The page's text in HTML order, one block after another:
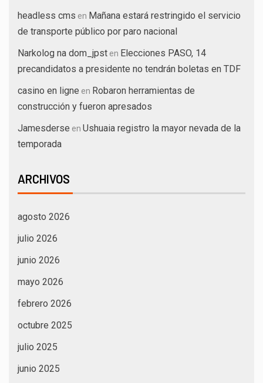
headless cms en Mañana estará restringido el servicio
de transporte público por paro nacional
Narkolog na dom_jpst en Elecciones PASO, 14
precandidatos a presidente no tendrán boletas en TDF
casino en ligne en Robaron herramientas de
construcción y fueron apresados
Jamesderse en Ushuaia registro la mayor nevada de la
temporada
ARCHIVOS
agosto 2026
julio 2026
junio 2026
mayo 2026
febrero 2026
octubre 2025
julio 2025
junio 2025